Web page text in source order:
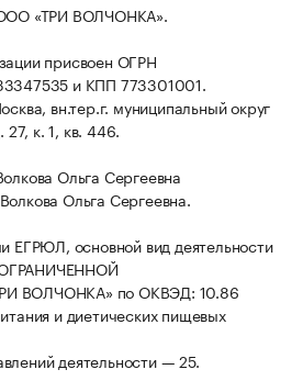
«ТРИ ВОЛЧОНКА».
присвоен ОГРН
и КПП 773301001.
вн.тер.г. муниципальный округ
к. 1, кв. 446.
Ольга Сергеевна
Ольга Сергеевна.
ЕГРЮЛ, основной вид деятельности
ВОЛЧОНКА» по ОКВЭД: 10.86
и диетических пищевых
деятельности — 25.